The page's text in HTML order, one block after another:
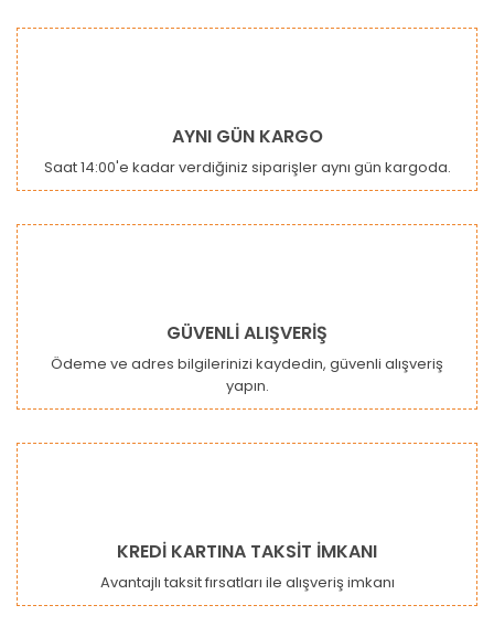
Bu ürüne ilk yorumu siz yapın!
Ürün açıklamasında eksik bilgiler bulunuyor.
Ürün bilgilerinde hatalar bulunuyor.
Gönder
AYNI GÜN KARGO
Saat 14:00'e kadar verdiğiniz siparişler aynı gün kargoda.
GÜVENLİ ALIŞVERİŞ
Ödeme ve adres bilgilerinizi kaydedin, güvenli alışveriş
yapın.
KREDİ KARTINA TAKSİT İMKANI
Avantajlı taksit fırsatları ile alışveriş imkanı